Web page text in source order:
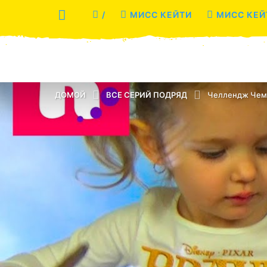
/ МИСС КЕЙТИ МИСС
ДОМОЙ ВСЕ СЕРИЙ ПОДРЯД Челлендж